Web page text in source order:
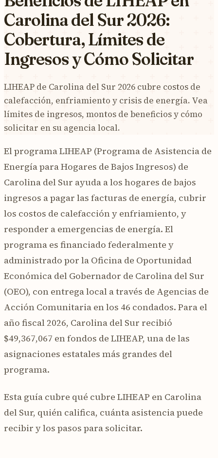
Carolina del Sur 2026:
Cobertura, Límites de
Ingresos y Cómo Solicitar
LIHEAP de Carolina del Sur 2026 cubre costos de
calefacción, enfriamiento y crisis de energía. Vea
límites de ingresos, montos de beneficios y cómo
solicitar en su agencia local.
El programa LIHEAP (Programa de Asistencia de
Energía para Hogares de Bajos Ingresos) de
Carolina del Sur ayuda a los hogares de bajos
ingresos a pagar las facturas de energía, cubrir
los costos de calefacción y enfriamiento, y
responder a emergencias de energía. El
programa es financiado federalmente y
administrado por la Oficina de Oportunidad
Económica del Gobernador de Carolina del Sur
(OEO), con entrega local a través de Agencias de
Acción Comunitaria en los 46 condados. Para el
año fiscal 2026, Carolina del Sur recibió
$49,367,067 en fondos de LIHEAP, una de las
asignaciones estatales más grandes del
programa.
Esta guía cubre qué cubre LIHEAP en Carolina
del Sur, quién califica, cuánta asistencia puede
recibir y los pasos para solicitar.